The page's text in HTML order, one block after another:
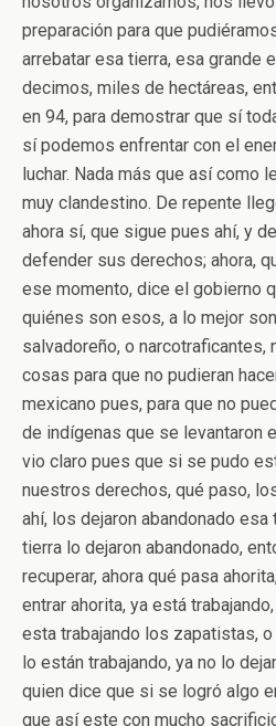
preparación para que
arrebatar esa tierra, esa grande
decimos, miles de hectáreas,
en 94, para demostrar que sí
sí podemos enfrentar con el
luchar. Nada más que así como
muy clandestino. De repente
ahora sí, que sigue pues ahí, y
defender sus derechos; ahora,
ese momento, dice el gobierno
quiénes son esos, a lo mejor
salvadoreño, o narcotraficantes,
cosas para que no pudieran
mexicano pues, para que no
de indígenas que se levantaron
vio claro pues que si se pudo
nuestros derechos, qué paso,
ahí, los dejaron abandonado
tierra lo dejaron abandonado,
recuperar, ahora qué pasa
entrar ahorita, ya está
esta trabajando los zapatistas,
lo están trabajando, ya no lo
quien dice que si se logró algo
que así este con mucho